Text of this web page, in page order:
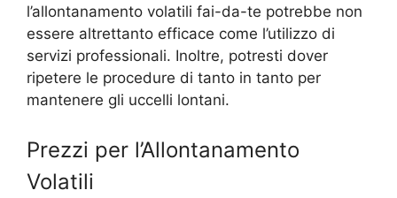
l’allontanamento volatili fai-da-te potrebbe non
essere altrettanto efficace come l’utilizzo di
servizi professionali. Inoltre, potresti dover
ripetere le procedure di tanto in tanto per
mantenere gli uccelli lontani.
Prezzi per l’Allontanamento
Volatili